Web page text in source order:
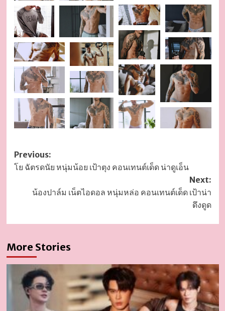
Post
navigation
Previous:
โย ฉัตรดนัย หนุ่มน้อย เป้าตุง คอนเทนต์เด็ด น่าดูเอ็น
Next:
น้องปาล์ม เน็ตไอดอล หนุ่มหล่อ คอนเทนต์เด็ด เป้าน่า
ดึงดูด
More Stories